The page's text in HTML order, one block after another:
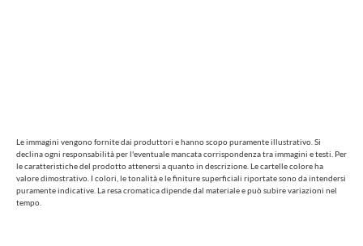
Le immagini vengono fornite dai produttori e hanno scopo puramente illustrativo. Si
declina ogni responsabilità per l'eventuale mancata corrispondenza tra immagini e testi. Per
le caratteristiche del prodotto attenersi a quanto in descrizione. Le cartelle colore ha
valore dimostrativo. I colori, le tonalità e le finiture superficiali riportate sono da intendersi
puramente indicative. La resa cromatica dipende dal materiale e può subire variazioni nel
tempo.